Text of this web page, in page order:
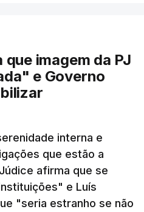
grande nesta altura
prevenção e no
", afirmou Luís
da inauguração de
José Seguro
a necessidade
e a capacidade
aos incêndios e
da Comissão Técnica
imagem da PJ
e Governo
interna e
que estão a
afirma que se
e Luís
"seria estranho se não